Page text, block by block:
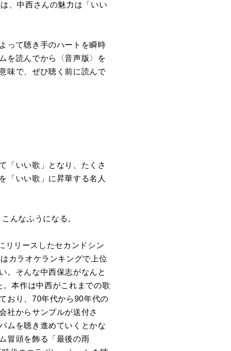
、中西さんの魅力は「いい
って聴き手のハートを瞬時
を読んでから〈音声版〉を
味で、ぜひ聴く前に読んで
「いい歌」となり、たくさ
「いい歌」に昇華する名人
んなふうになる。
リリースしたセカンドシン
カラオケランキングで上位
。そんな中西保志がなんと
。本作は中西がこれまでの歌
おり、 70年代から90年代の
社からサンプルが送付さ
ムを聴き進めていくとかな
冒頭を飾る「最後の雨